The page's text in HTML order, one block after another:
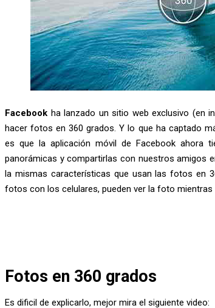
Facebook ha lanzado un sitio web exclusivo (en
hacer fotos en 360 grados. Y lo que ha captado
es que la aplicación móvil de Facebook ahora
panorámicas y compartirlas con nuestros amigos
la mismas características que usan las fotos en
fotos con los celulares, pueden ver la foto mientras
Fotos en 360 grados
Es dificil de explicarlo, mejor mira el siguiente video: